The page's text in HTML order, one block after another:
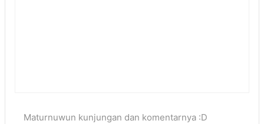
Maturnuwun kunjungan dan komentarnya :D